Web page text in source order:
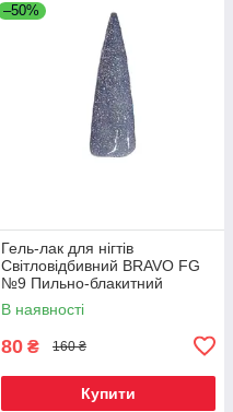
–50%
Гель-лак для нігтів
Світловідбивний BRAVO FG
№9 Пильно-блакитний
В наявності
80 ₴ 160 ₴
Купити